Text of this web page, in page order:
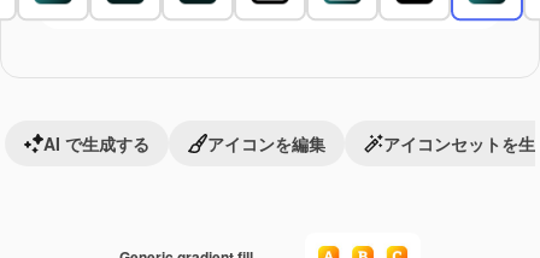
AI で生成する アイコンを編集 アイコンセットを生